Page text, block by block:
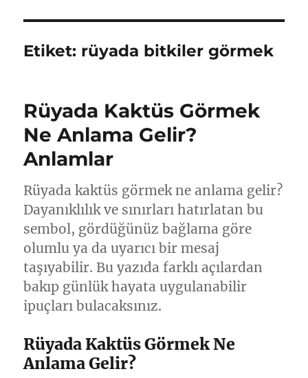
Etiket: rüyada bitkiler görmek
Rüyada Kaktüs Görmek
Ne Anlama Gelir?
Anlamlar
Rüyada kaktüs görmek ne anlama gelir?
Dayanıklılık ve sınırları hatırlatan bu
sembol, gördüğünüz bağlama göre
olumlu ya da uyarıcı bir mesaj
taşıyabilir. Bu yazıda farklı açılardan
bakıp günlük hayata uygulanabilir
ipuçları bulacaksınız.
Rüyada Kaktüs Görmek Ne
Anlama Gelir?